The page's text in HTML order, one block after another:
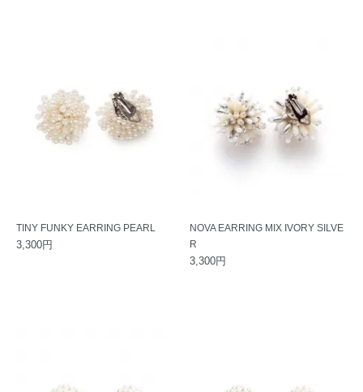
TINY FUNKY EARRING PEARL
3,300円
NOVA EARRING MIX IVORY SILVE
R
3,300円